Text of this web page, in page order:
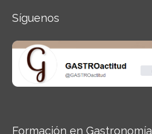
Síguenos
Formación en Gastronomía